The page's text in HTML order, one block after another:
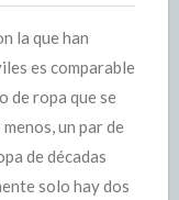
la que han
es comparable
de ropa que se
un par de
de décadas
solo hay dos